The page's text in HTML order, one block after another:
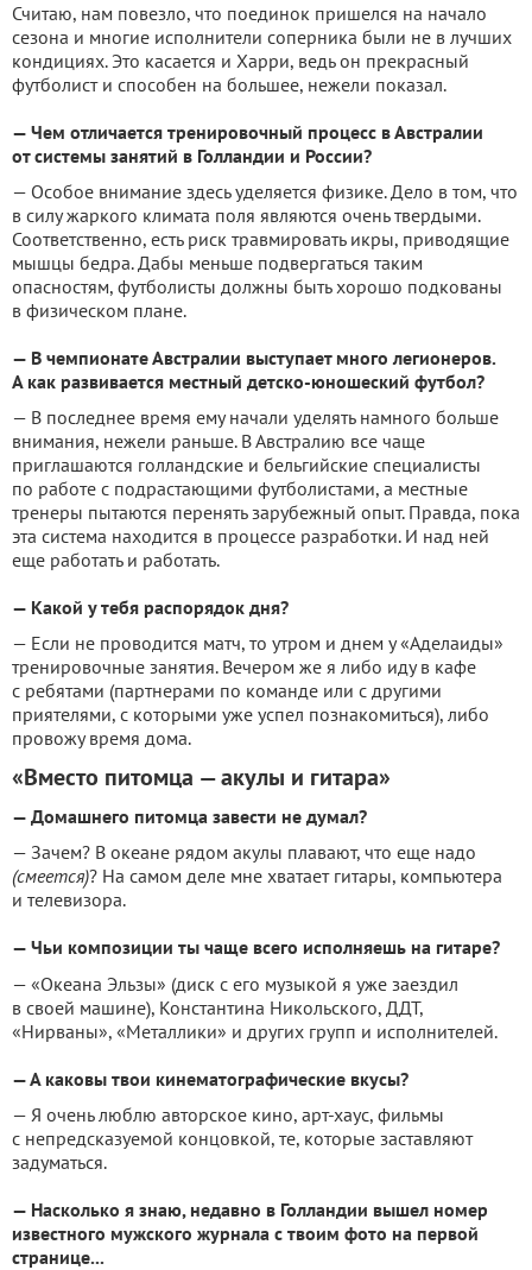
Считаю, нам повезло, что поединок пришелся на начало
сезона и многие исполнители соперника были не в лучших
кондициях. Это касается и Харри, ведь он прекрасный
футболист и способен на большее, нежели показал.
— Чем отличается тренировочный процесс в Австралии
от системы занятий в Голландии и России?
— Особое внимание здесь уделяется физике. Дело в том, что
в силу жаркого климата поля являются очень твердыми.
Соответственно, есть риск травмировать икры, приводящие
мышцы бедра. Дабы меньше подвергаться таким
опасностям, футболисты должны быть хорошо подкованы
в физическом плане.
— В чемпионате Австралии выступает много легионеров.
А как развивается местный детско-юношеский футбол?
— В последнее время ему начали уделять намного больше
внимания, нежели раньше. В Австралию все чаще
приглашаются голландские и бельгийские специалисты
по работе с подрастающими футболистами, а местные
тренеры пытаются перенять зарубежный опыт. Правда, пока
эта система находится в процессе разработки. И над ней
еще работать и работать.
— Какой у тебя распорядок дня?
— Если не проводится матч, то утром и днем у «Аделаиды»
тренировочные занятия. Вечером же я либо иду в кафе
с ребятами (партнерами по команде или с другими
приятелями, с которыми уже успел познакомиться), либо
провожу время дома.
«Вместо питомца — акулы и гитара»
— Домашнего питомца завести не думал?
— Зачем? В океане рядом акулы плавают, что еще надо
(смеется)? На самом деле мне хватает гитары, компьютера
и телевизора.
— Чьи композиции ты чаще всего исполняешь на гитаре?
— «Океана Эльзы» (диск с его музыкой я уже заездил
в своей машине), Константина Никольского, ДДТ,
«Нирваны», «Металлики» и других групп и исполнителей.
— А каковы твои кинематографические вкусы?
— Я очень люблю авторское кино, арт-хаус, фильмы
с непредсказуемой концовкой, те, которые заставляют
задуматься.
— Насколько я знаю, недавно в Голландии вышел номер
известного мужского журнала с твоим фото на первой
странице...